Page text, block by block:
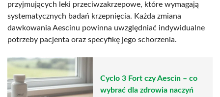
przyjmujących leki przeciwzakrzepowe, które wymagają
systematycznych badań krzepnięcia. Każda zmiana
dawkowania Aescinu powinna uwzględniać indywidualne
potrzeby pacjenta oraz specyfikę jego schorzenia.
Cyclo 3 Fort czy Aescin – co
wybrać dla zdrowia naczyń